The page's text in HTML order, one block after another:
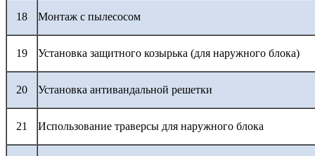
18 Монтаж с пылесосом
19 Установка защитного козырька (для наружного блока)
20 Установка антивандальной решетки
21 Использование траверсы для наружного блока